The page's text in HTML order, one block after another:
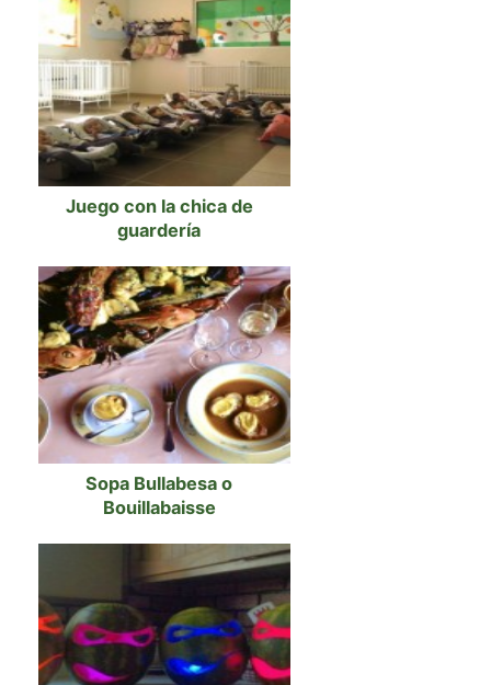
Juego con la chica de
guardería
Sopa Bullabesa o
Bouillabaisse